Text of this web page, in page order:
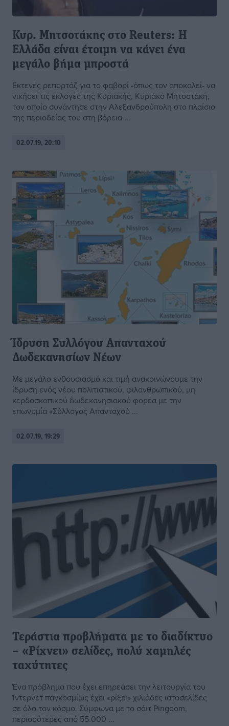
Κυρ. Μητσοτάκης στο Reuters: Η
Ελλάδα είναι έτοιμη να κάνει ένα
μεγάλο βήμα μπροστά
Εκτενές ρεπορτάζ για το φαβορί -όπως τον αποκαλεί- να
νικήσει τις εκλογές της Κυριακής, Κυριάκο Μητσοτάκη,
τον οποίο συνάντησε στην Αλεξανδρούπολη στο πλαίσιο
της περιοδείας του στη βόρεια ...
02.07.19, 20:10
Ίδρυση Συλλόγου Απανταχού
Δωδεκανησίων Νέων
Με μεγάλο ενθουσιασμό και τιμή ανακοινώνουμε την
ίδρυση ενός νέου πολιτιστικού, φιλανθρωπικού, μη
κερδοσκοπικού δωδεκανησιακού φορέα με την
επωνυμία «Σύλλογος Απανταχού ...
02.07.19, 19:29
Τεράστια προβλήματα με το διαδίκτυο
– «Ρίχνει» σελίδες, πολύ χαμηλές
ταχύτητες
Ένα πρόβλημα που έχει επηρεάσει την λειτουργία του
Ίντερνετ παγκοσμίως έχει «ρίξει» χιλιάδες ιστοσελίδες
σε όλο τον κόσμο. Σύμφωνα με το σάιτ Pingdom,
περισσότερες από 55.000 ...